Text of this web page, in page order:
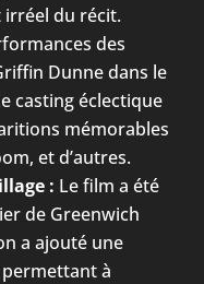
irréel du récit.
des
Dunne dans le
casting éclectique
mémorables
et d’autres.
: Le film a été
de Greenwich
a ajouté une
à